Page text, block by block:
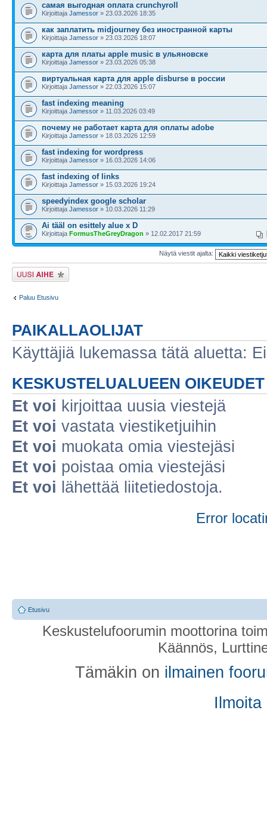
самая выгодная оплата crunchyroll
Kirjoittaja Jamessor » 23.03.2026 18:35
как заплатить midjourney без иностранной карты
Kirjoittaja Jamessor » 23.03.2026 18:07
карта для платы apple music в ульяновске
Kirjoittaja Jamessor » 23.03.2026 05:38
виртуальная карта для apple disburse в россии
Kirjoittaja Jamessor » 22.03.2026 15:07
fast indexing meaning
Kirjoittaja Jamessor » 11.03.2026 03:49
почему не работает карта для оплаты adobe
Kirjoittaja Jamessor » 18.03.2026 12:59
fast indexing for wordpress
Kirjoittaja Jamessor » 16.03.2026 14:06
fast indexing of links
Kirjoittaja Jamessor » 15.03.2026 19:24
speedyindex google scholar
Kirjoittaja Jamessor » 10.03.2026 11:29
Ai tääl on esittely alue x D
Kirjoittaja FormusTheGreyDragon » 12.02.2017 21:59
Näytä viestit ajalta:
Lähetä uusi viesti
Paluu Etusivu
PAIKALLAOLIJAT
Käyttäjiä lukemassa tätä aluetta:
KESKUSTELUALUEEN OIKEUDET
Et voi kirjoittaa uusia viestejä
Et voi vastata viestiketjuihin
Et voi muokata omia viestejäsi
Et voi poistaa omia viestejäsi
Et voi lähettää liitetiedostoja.
Error
Etusivu
Keskustelufoorumin moottorina
Käännös,
Tämäkin on ilmainen